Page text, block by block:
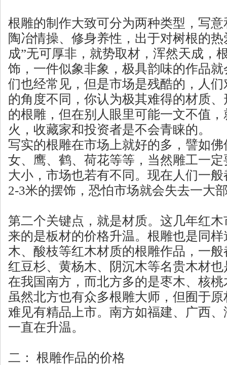
根雕的制作大致可分为两种类型，写
陶冶情操、修身养性，出于对树根的
成”无可厚非，就势取材，浑然天成，
饰，一件似象非象，极具韵味的作品
们也经常见，但是市场是残酷的，人
的角度不同，你认为极其难得的材质
的根雕，但在别人眼里可能一文不值
火，收藏家和投资者是不会青睐的。
写实的根雕在市场上就好的多，譬如
女、鹰、鹤、荷花等等，当然雕工一
大小，市场也若有不同。现在人们一
2-3米的摆饰，恐怕市场就会失去一大
第二个关键点，就是材质。这几年红
来的是板材的价格升温。根雕也是同
木、酸枝等红木材质的根雕作品，一
红豆杉、黄杨木、阴沉木等名贵木材
在我国南方，而北方多的是枣木、核
虽然北方也有众多根雕大师，但囿于
难见有精品上市。南方如福建、广西
一直在升温。
二： 根雕作品的价格